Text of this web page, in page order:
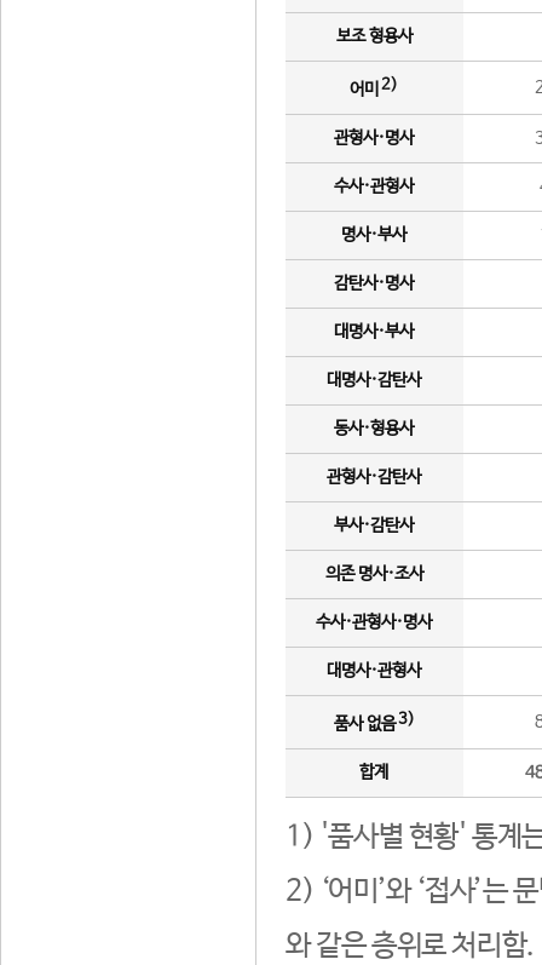
보조 형용사
어미 2)
관형사·명사
수사·관형사
명사·부사
감탄사·명사
대명사·부사
대명사·감탄사
동사·형용사
관형사·감탄사
부사·감탄사
의존 명사·조사
수사·관형사·명사
대명사·관형사
품사 없음3)
합계
1) '품사별 현황' 통계
2) ‘어미’와 ‘접사’는
와 같은 층위로 처리함.